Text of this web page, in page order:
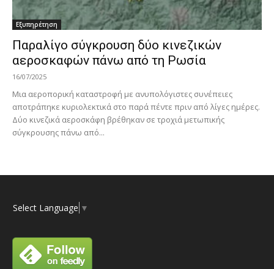
Εξυπηρέτηση
Παραλίγο σύγκρουση δύο κινεζικών
αεροσκαφών πάνω από τη Ρωσία
16/07/2025
Μια αεροπορική καταστροφή με ανυπολόγιστες συνέπειες
αποτράπηκε κυριολεκτικά στο παρά πέντε πριν από λίγες ημέρες.
Δύο κινεζικά αεροσκάφη βρέθηκαν σε τροχιά μετωπικής
σύγκρουσης πάνω από...
Select Language ▼